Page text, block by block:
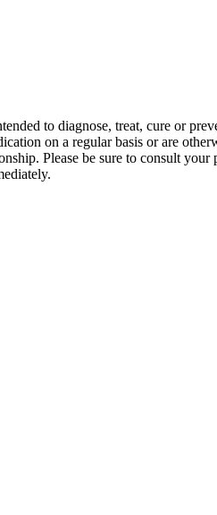
to diagnose, treat, cure or
on a regular basis or are
Please be sure to consult